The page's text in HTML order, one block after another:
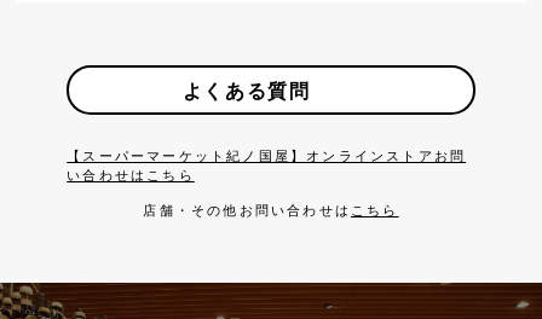
よくある質問
【スーパーマーケット紀ノ国屋】オンラインストアお問
い合わせはこちら
店舗・その他お問い合わせは こちら